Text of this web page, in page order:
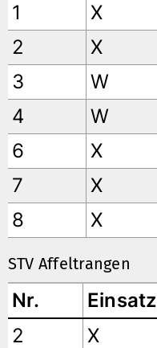
1
X
2
X
3
W
4
W
6
X
7
X
8
X
STV Affeltrangen
Nr. Einsatz
2
X